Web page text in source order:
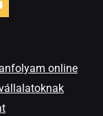
online